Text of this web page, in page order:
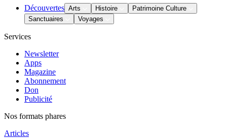
Découvertes Arts Histoire
Patrimoine Culture
Sanctuaires
Voyages
Services
Newsletter
Apps
Magazine
Abonnement
Don
Publicité
Nos formats phares
Articles